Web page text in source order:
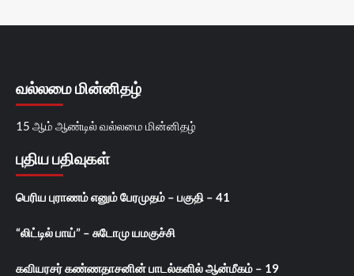
வல்லமை மின்னிதழ்
15 ஆம் ஆண்டில் வல்லமை மின்னிதழ்
புதிய பதிவுகள்
பெரிய புராணம் எனும் பேரமுதம் – பகுதி – 41
“லிட்டில் பாய்” – சுடோமு யமகுச்சி
கவியரசர் கண்ணதாசனின் பாடல்களில் ஆன்மீகம் – 19